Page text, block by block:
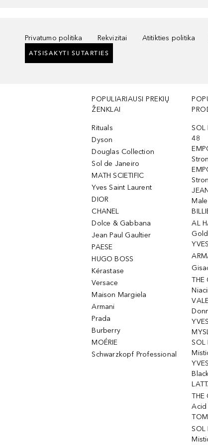
Privatumo politika Rekvizitai Atitikties politika
ATSISAKYTI SUTARTIES
POPULIARIAUSI PREKIŲ
ŽENKLAI
Rituals
Dyson
Douglas Collection
Sol de Janeiro
MATH SCIETIFIC
Yves Saint Laurent
DIOR
CHANEL
Dolce & Gabbana
Jean Paul Gaultier
PAESE
HUGO BOSS
Kérastase
Versace
Maison Margiela
Armani
Prada
Burberry
MOÉRIE
Schwarzkopf Professional
SOL
48
AL
THE
SOL
THE
Acid
SOL